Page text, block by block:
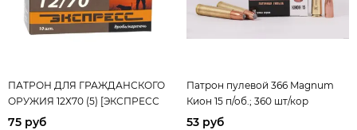
ПАТРОН ДЛЯ ГРАЖДАНСКОГО
ОРУЖИЯ 12Х70 (5) [ЭКСПРЕСС
ТК]
75 руб
Патрон пулевой 366 Magnum
Кион 15 п/об.; 360 шт/кор
53 руб